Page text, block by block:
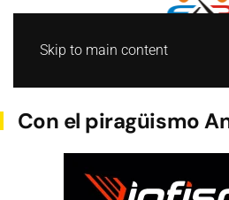
Skip to main content
AGUAS TRANQUILAS
Con el piragüismo